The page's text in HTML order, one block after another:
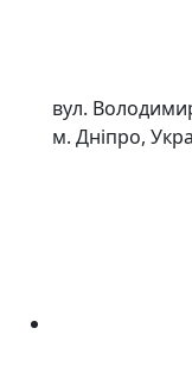
вул.
м. Дніпро,